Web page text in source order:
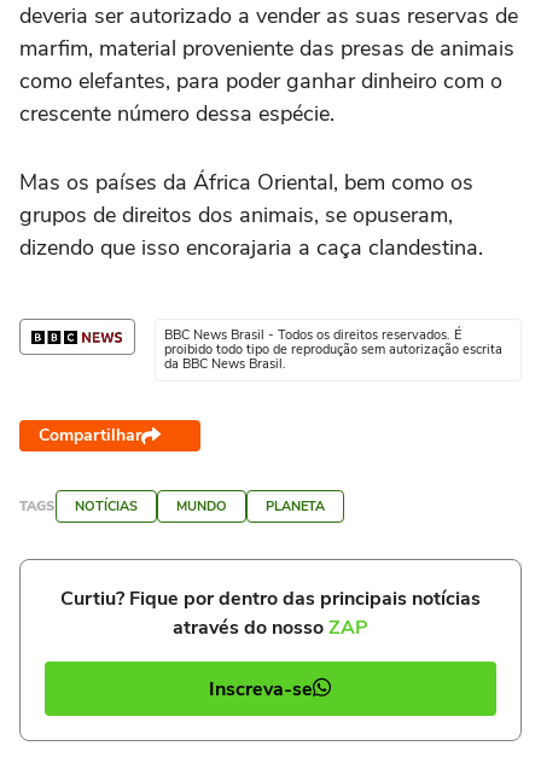
deveria ser autorizado a vender as suas reservas de
marfim, material proveniente das presas de animais
como elefantes, para poder ganhar dinheiro com o
crescente número dessa espécie.
Mas os países da África Oriental, bem como os
grupos de direitos dos animais, se opuseram,
dizendo que isso encorajaria a caça clandestina.
BBC News Brasil - Todos os direitos reservados. É
proibido todo tipo de reprodução sem autorização escrita
da BBC News Brasil.
Compartilhar
TAGS NOTÍCIAS MUNDO PLANETA
Curtiu? Fique por dentro das principais notícias
através do nossoZAP
Inscreva-se